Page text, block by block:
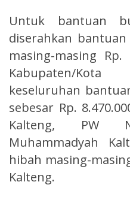
Untuk bantuan
diserahkan
masing-masing
Kabupaten/
keseluruhan
sebesar Rp.
Kalteng, PW
Muhammadyah
hibah masing-
Kalteng.